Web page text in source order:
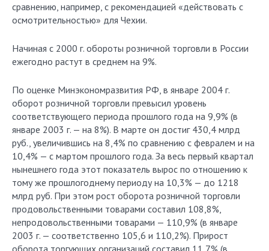
сравнению, например, с рекомендацией «действовать с
осмотрительностью» для Чехии.
Начиная с 2000 г. обороты розничной торговли в России
ежегодно растут в среднем на 9%.
По оценке Минэкономразвития РФ, в январе 2004 г.
оборот розничной торговли превысил уровень
соответствующего периода прошлого года на 9,9% (в
январе 2003 г. — на 8%). В марте он достиг 430,4 млрд
руб., увеличившись на 8,4% по сравнению с февралем и на
10,4% — с мартом прошлого года. За весь первый квартал
нынешнего года этот показатель вырос по отношению к
тому же прошлогоднему периоду на 10,3% — до 1218
млрд руб. При этом рост оборота розничной торговли
продовольственными товарами составил 108,8%,
непродовольственными товарами — 110,9% (в январе
2003 г. — соответственно 105,6 и 110,2%). Прирост
оборота торгующих организаций составил 11,7% (в